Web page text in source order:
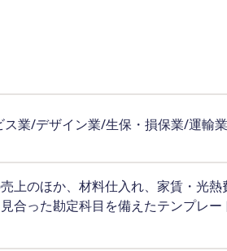
業/デザイン業/生保・損保業/運輸業
上のほか、材料仕入れ、家賃・光熱
合った勘定科目を備えたテンプレー